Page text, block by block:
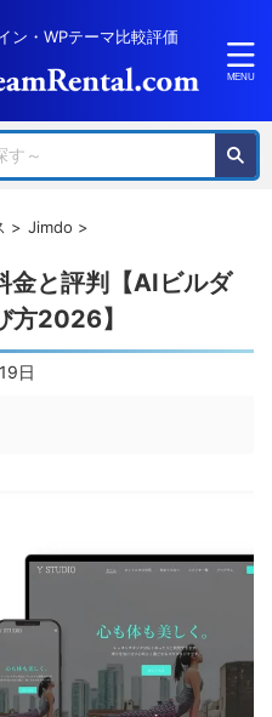
ン・WPテーマ比較評価
> Jimdo >
金と評判【AIビルダ
方2026】
日